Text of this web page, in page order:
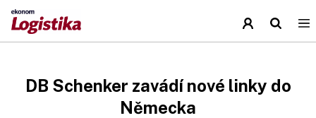
DB Schenker zavádí nové linky do
Německa